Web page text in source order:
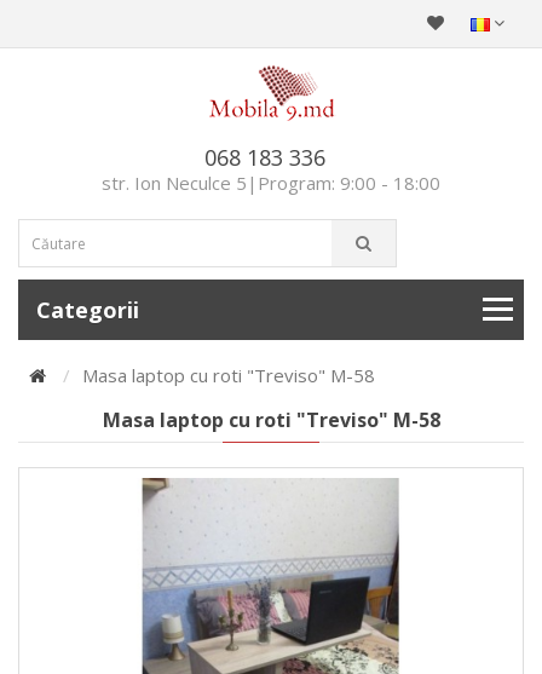
068 183 336
str. Ion Neculce 5|Program: 9:00 - 18:00
Categorii
Masa laptop cu roti "Treviso" M-58
Masa laptop cu roti "Treviso" M-58